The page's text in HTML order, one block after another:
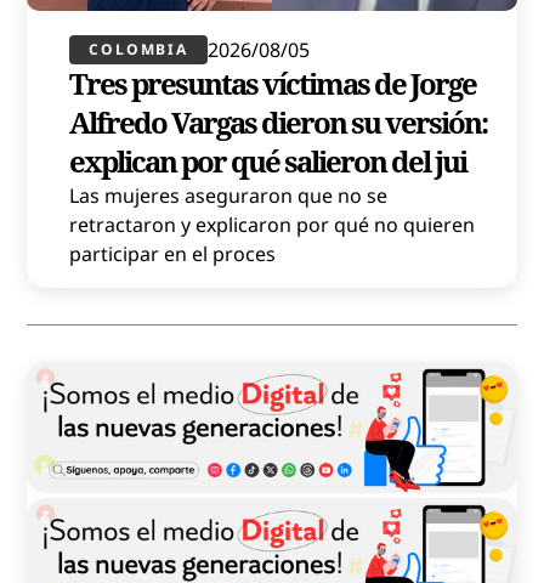
COLOMBIA 2026/08/05
Tres presuntas víctimas de Jorge
Alfredo Vargas dieron su versión:
explican por qué salieron del jui
Las mujeres aseguraron que no se
retractaron y explicaron por qué no quieren
participar en el proces